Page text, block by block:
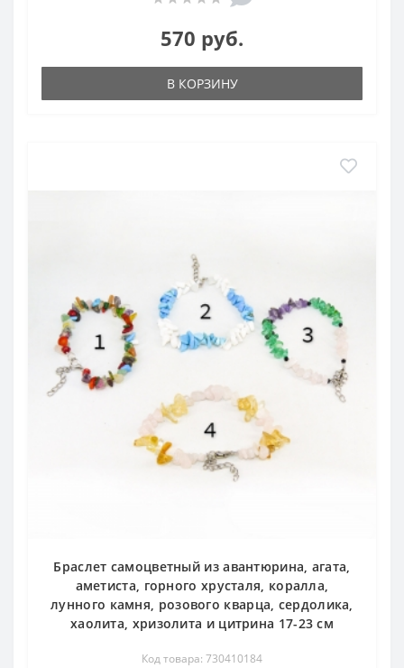
570 руб.
В КОРЗИНУ
Браслет самоцветный из авантюрина, агата,
аметиста, горного хрусталя, коралла,
лунного камня, розового кварца, сердолика,
хаолита, хризолита и цитрина 17-23 см
Код товара: 730410184